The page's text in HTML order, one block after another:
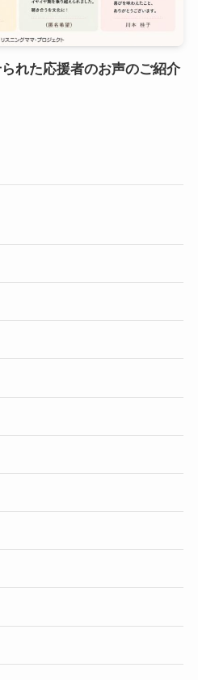
れた応援者のお声のご紹介